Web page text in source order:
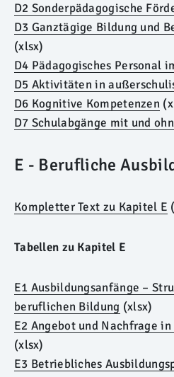
D2 Sonderpädagogische
D3 Ganztägige Bildung und
(xlsx)
D4 Pädagogisches Personal
D5 Aktivitäten in
D6 Kognitive Kompetenzen
D7 Schulabgänge mit und
E - Berufliche
Kompletter Text zu Kapitel E
Tabellen zu Kapitel E
E1 Ausbildungsanfänge –
beruflichen Bildung (xlsx)
E2 Angebot und Nachfrage
(xlsx)
E3 Betriebliches